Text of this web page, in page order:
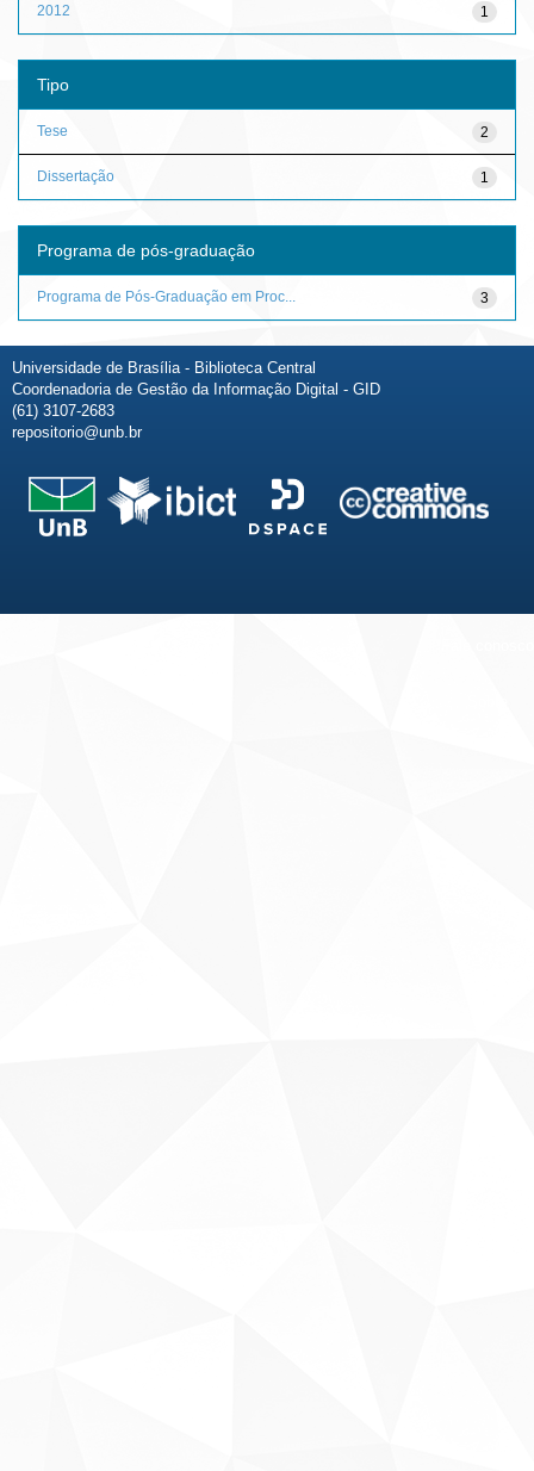
1
2012
Tipo
2
Tese
1
Dissertação
Programa de pós-graduação
3
Programa de Pós-Graduação em Proc...
Universidade de Brasília - Biblioteca Central
Coordenadoria de Gestão da Informação Digital - GID
(61) 3107-2683
repositorio@unb.br